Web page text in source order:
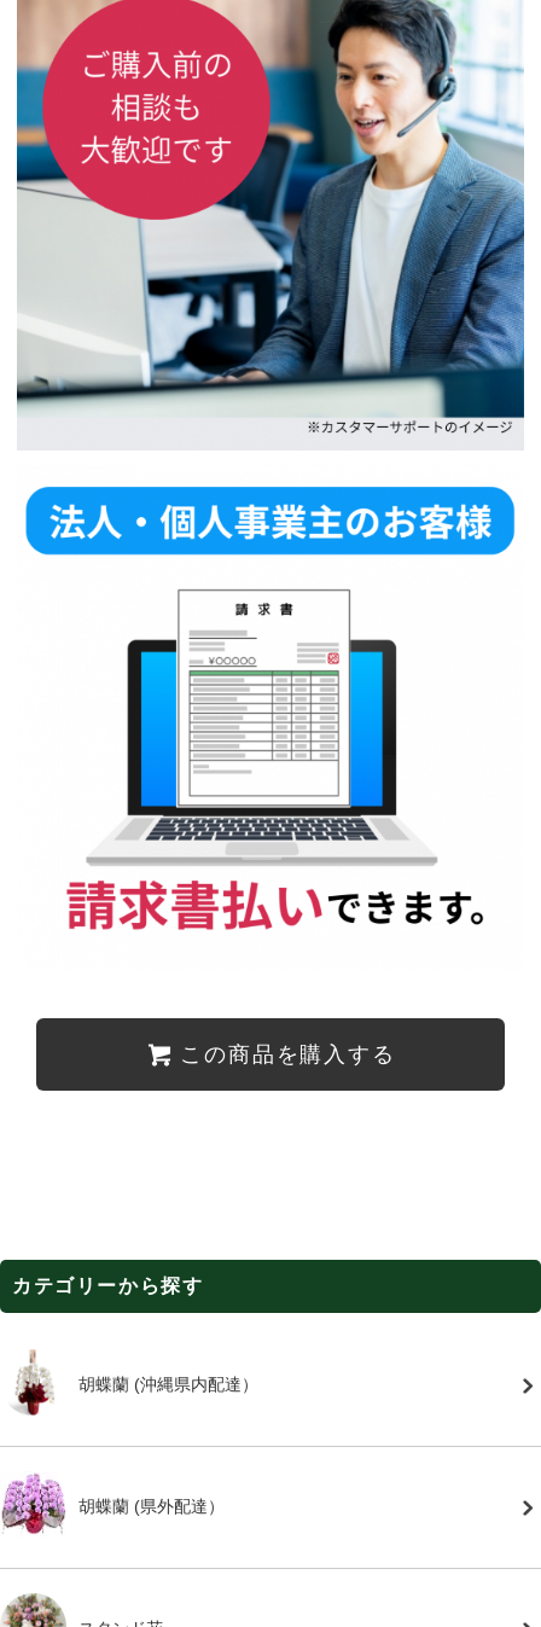
この商品を購入する
カテゴリーから探す
胡蝶蘭 (沖縄県内配達）
胡蝶蘭 (県外配達）